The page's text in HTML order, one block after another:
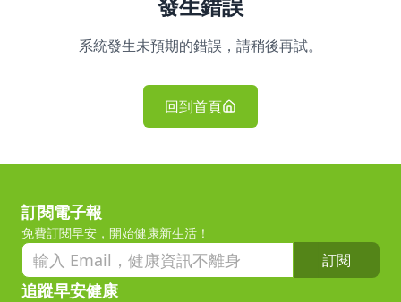
系統發生未預期的錯誤，請稍後再試。
回到首頁
訂閱電子報
免費訂閱早安，開始健康新生活！
訂閱
追蹤早安健康